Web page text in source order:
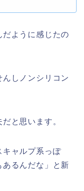
ように感じたの
しノンシリコン
と思います。
キャルプ系っぽ
あるんだな」と新